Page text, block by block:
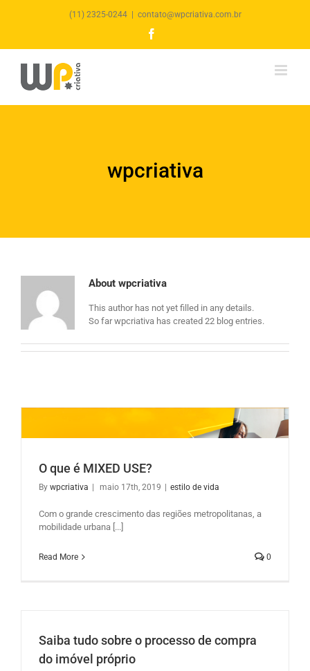
(11) 2325-0244 contato@wpcriativa.com.br
wpcriativa
About wpcriativa
This author has not yet filled in any details.
So far wpcriativa has created 22 blog entries.
O que é MIXED USE?
By wpcriativa maio 17th, 2019 estilo de vida
Com o grande crescimento das regiões metropolitanas, a
mobilidade urbana [...]
Read More 0
Saiba tudo sobre o processo de compra
do imóvel próprio